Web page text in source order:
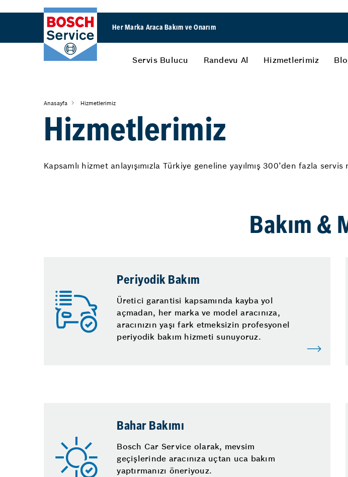
Her Marka Araca Bakım ve Onarım
Servis Bulucu Randevu Al Hizmetlerimiz
Anasayfa Hizmetlerimiz
Hizmetlerimiz
Kapsamlı hizmet anlayışımızla Türkiye geneline yayılmış 300’den fazla
Bakım &
Periyodik Bakım
Üretici garantisi kapsamında kayba yol
açmadan, her marka ve model aracınıza,
aracınızın yaşı fark etmeksizin profesyonel
periyodik bakım hizmeti sunuyoruz.
Bahar Bakımı
Bosch Car Service olarak, mevsim
geçişlerinde aracınıza uçtan uca bakım
yaptırmanızı öneriyouz.